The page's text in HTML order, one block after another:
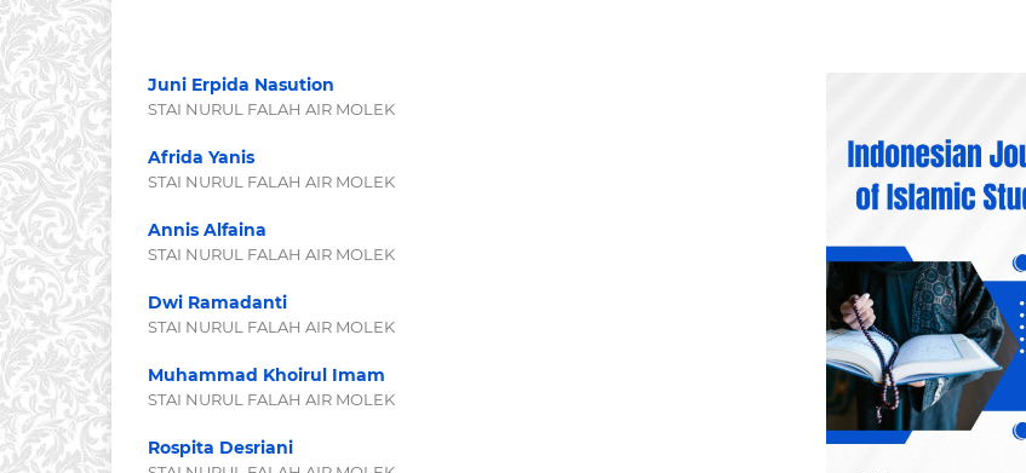
Juni Erpida Nasution
STAI NURUL FALAH AIR MOLEK
Afrida Yanis
STAI NURUL FALAH AIR MOLEK
Annis Alfaina
STAI NURUL FALAH AIR MOLEK
Dwi Ramadanti
STAI NURUL FALAH AIR MOLEK
Muhammad Khoirul Imam
STAI NURUL FALAH AIR MOLEK
Rospita Desriani